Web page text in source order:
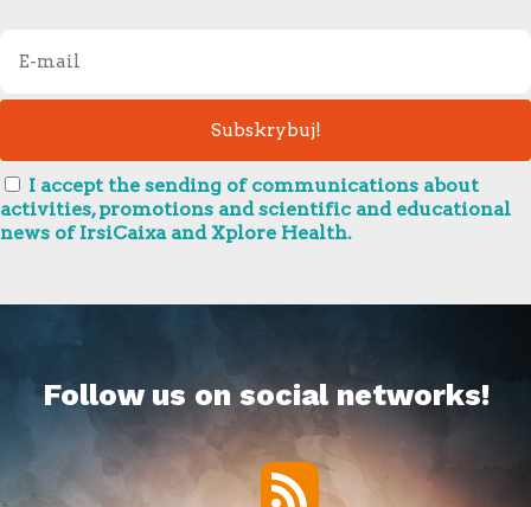
I accept the sending of communications about
activities, promotions and scientific and educational
news of IrsiCaixa and Xplore Health.
Follow us on social networks!
RSS